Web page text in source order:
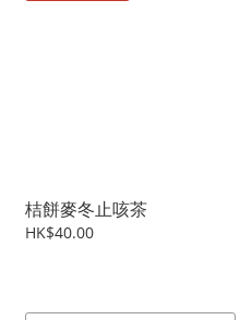
桔餅麥冬止咳茶
HK$40.00